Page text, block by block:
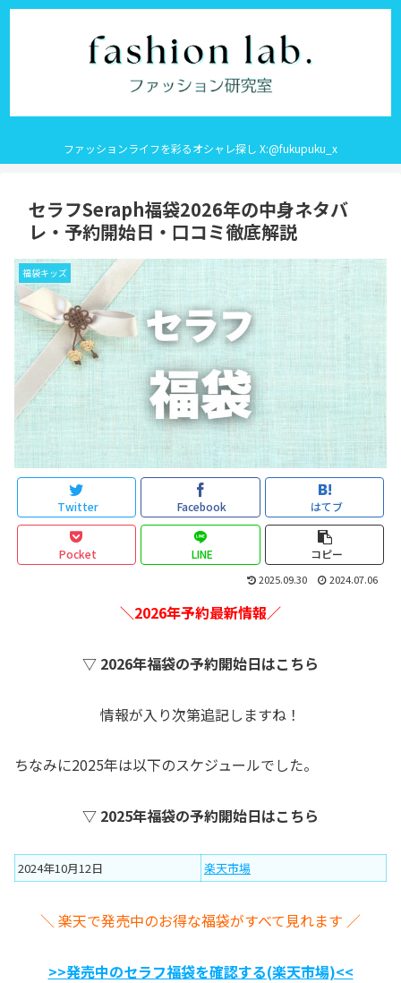
ファッションライフを彩るオシャレ探し X:@fukupuku_x
セラフSeraph福袋2026年の中身ネタバ
レ・予約開始日・口コミ徹底解説
福袋キッズ
Twitter Facebook はてブ
Pocket LINE コピー
2025.09.30 2024.07.06
＼2026年予約最新情報／
▽ 2026年福袋の予約開始日はこちら
情報が入り次第追記しますね！
ちなみに2025年は以下のスケジュールでした。
▽ 2025年福袋の予約開始日はこちら
2024年10月12日 楽天市場
＼ 楽天で発売中のお得な福袋がすべて見れます ／
>>発売中のセラフ福袋を確認する(楽天市場)<<